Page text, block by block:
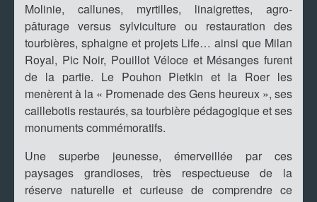
Molinie, callunes, myrtilles, linaigrettes, agro-
pâturage versus sylviculture ou restauration des
tourbières, sphaigne et projets Life… ainsi que Milan
Royal, Pic Noir, Pouillot Véloce et Mésanges furent
de la partie. Le Pouhon Pietkin et la Roer les
menèrent à la « Promenade des Gens heureux », ses
caillebotis restaurés, sa tourbière pédagogique et ses
monuments commémoratifs.
Une superbe jeunesse, émerveillée par ces
paysages grandioses, très respectueuse de la
réserve naturelle et curieuse de comprendre ce